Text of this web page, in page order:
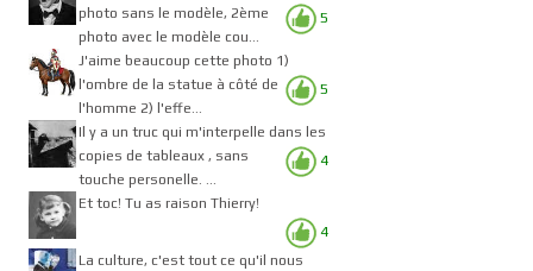
5
photo sans le modèle, 2ème
photo avec le modèle cou...
5
J'aime beaucoup cette photo 1)
l'ombre de la statue à côté de
l'homme 2) l'effe...
4
Il y a un truc qui m'interpelle dans les
copies de tableaux , sans
touche personelle. ...
4
Et toc! Tu as raison Thierry!
La culture, c'est tout ce qu'il nous